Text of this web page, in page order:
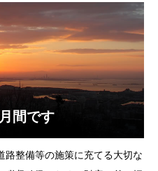
障
間です
路整備等の施策に充てる大切な